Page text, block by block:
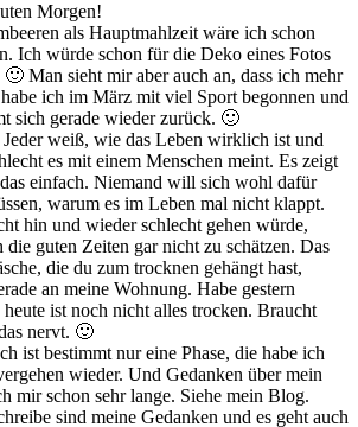
Morgen!
als Hauptmahlzeit wäre ich schon
Ich würde schon für die Deko eines Fotos
Man sieht mir aber auch an, dass ich mehr
ich im März mit viel Sport begonnen und
sich gerade wieder zurück. 🙂
weiß, wie das Leben wirklich ist und
es mit einem Menschen meint. Es zeigt
einfach. Niemand will sich wohl dafür
warum es im Leben mal nicht klappt.
hin und wieder schlecht gehen würde,
die guten Zeiten gar nicht zu schätzen. Das
die du zum trocknen gehängt hast,
an meine Wohnung. Habe gestern
heute ist noch nicht alles trocken. Braucht
nervt. 🙂
ist bestimmt nur eine Phase, die habe ich
wieder. Und Gedanken über mein
mir schon sehr lange. Siehe mein Blog.
sind meine Gedanken und es geht auch